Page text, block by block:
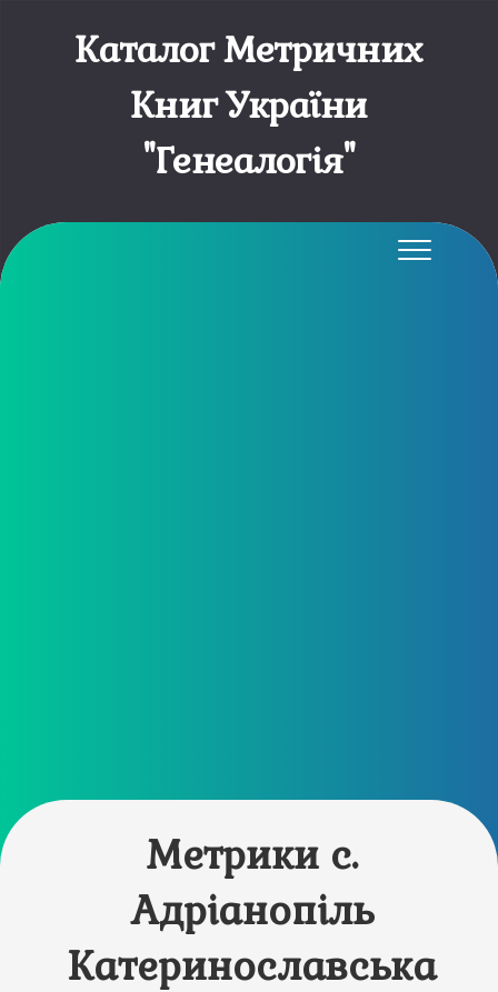
Каталог Метричних
Книг України
"Генеалогія"
Метрики с.
Адріанопіль
Катеринославська